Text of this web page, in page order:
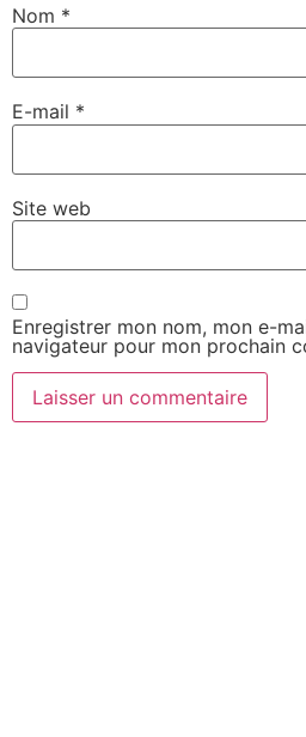
Nom *
E-mail *
Site web
Enregistrer mon nom, mon e-
navigateur pour mon prochain